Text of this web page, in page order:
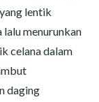
lentik
menurunkan
celana dalam
daging